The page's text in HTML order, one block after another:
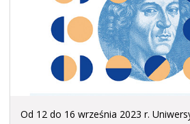
Od 12 do 16 września 2023 r.